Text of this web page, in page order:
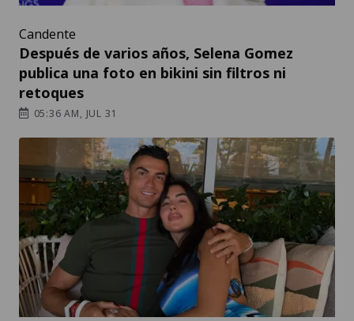
Candente
Después de varios años, Selena Gomez
publica una foto en bikini sin filtros ni
retoques
05:36 AM, JUL 31